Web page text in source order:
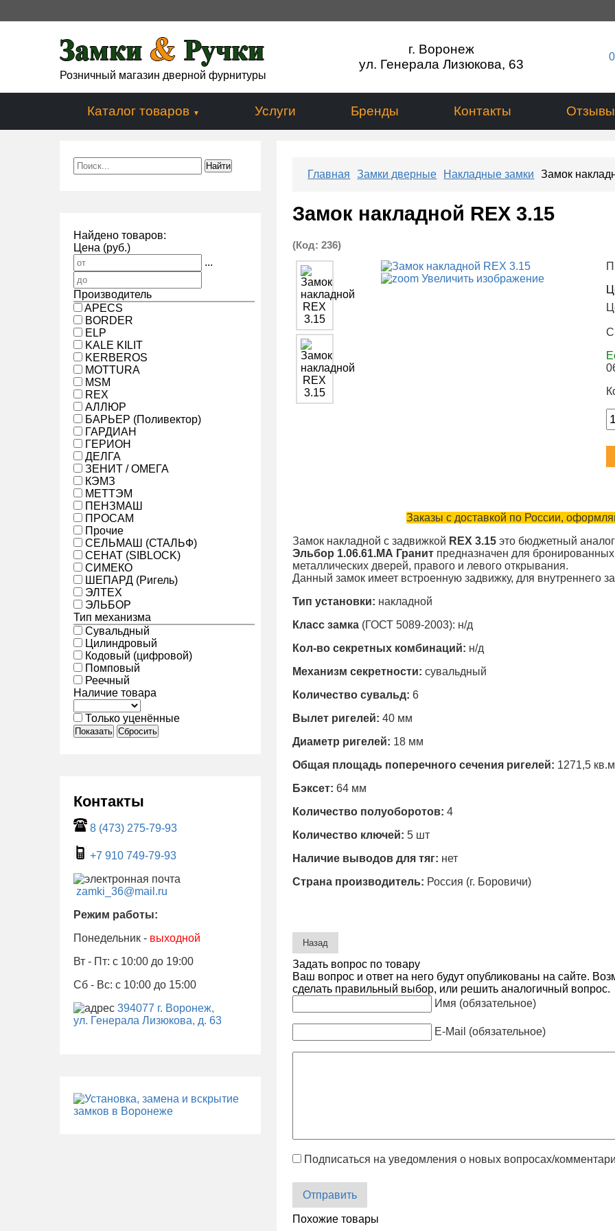
Розничный магазин дверной фурнитуры
г. Воронеж
ул. Генерала Лизюкова, 63
0
Каталог товаров Услуги Бренды Контакты Отзывы
Найдено товаров:
Цена (руб.)
...
Производитель
APECS
BORDER
ELP
KALE KILIT
KERBEROS
MOTTURA
MSM
REX
АЛЛЮР
БАРЬЕР (Поливектор)
ГАРДИАН
ГЕРИОН
ДЕЛГА
ЗЕНИТ / ОМЕГА
КЭМЗ
МЕТТЭМ
ПЕНЗМАШ
ПРОСАМ
Прочие
СЕЛЬМАШ (СТАЛЬФ)
СЕНАТ (SIBLOCK)
СИМЕКО
ШЕПАРД (Ригель)
ЭЛТЕХ
ЭЛЬБОР
Тип механизма
Сувальдный
Цилиндровый
Кодовый (цифровой)
Помповый
Реечный
Наличие товара
Только уценённые
Показать Сбросить
Контакты
8 (473) 275-79-93
+7 910 749-79-93
zamki_36@mail.ru
Режим работы:
Понедельник - выходной
Вт - Пт: с 10:00 до 19:00
Сб - Вс: с 10:00 до 15:00
394077 г. Воронеж,
ул. Генерала Лизюкова, д. 63
Главная Замки дверные Накладные замки Замок
Замок накладной REX 3.15
(Код:236)
Увеличить изображение
Заказы с доставкой по России,
Замок накладной с задвижкой REX 3.15 это бюджетный
Эльбор 1.06.61.МА Гранит предназначен для
металлических дверей, правого и левого открывания.
Данный замок имеет встроенную задвижку, для внутреннего
Тип установки: накладной
Класс замка (ГОСТ 5089-2003): н/д
Кол-во секретных комбинаций: н/д
Механизм секретности: сувальдный
Количество сувальд: 6
Вылет ригелей: 40 мм
Диаметр ригелей: 18 мм
Общая площадь поперечного сечения ригелей: 1271,5
Бэксет: 64 мм
Количество полуоборотов: 4
Количество ключей: 5 шт
Наличие выводов для тяг: нет
Страна производитель: Россия (г. Боровичи)
Задать вопрос по товару
Ваш вопрос и ответ на него будут опубликованы на сайте.
сделать правильный выбор, или решить аналогичный вопрос.
Имя (обязательное)
E-Mail (обязательное)
Подписаться на уведомления о новых вопросах/
Отправить
Похожие товары